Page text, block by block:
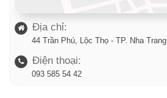
Địa chỉ:
44 Trần Phú, Lộc Thọ - TP. Nha Trang
Điện thoại:
093 585 54 42